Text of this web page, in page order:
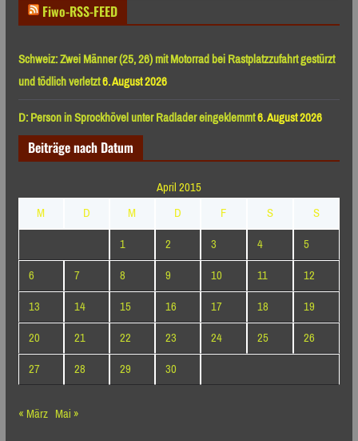
Fiwo-RSS-FEED
Schweiz: Zwei Männer (25, 26) mit Motorrad bei Rastplatzzufahrt gestürzt
und tödlich verletzt6. August 2026
D: Person in Sprockhövel unter Radlader eingeklemmt6. August 2026
Beiträge nach Datum
April 2015
M
D M D F S
S
1
2 3 4
5
6
7 8 9 10 11
12
13
14 15 16 17 18
19
20
21 22 23 24 25
26
27
28 29
30
« März Mai »